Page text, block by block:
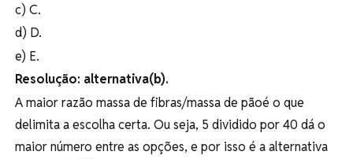
c) C.
d) D.
e) E.
Resolução: alternativa(b).
A maior razão massa de fibras/massa de pãoé o que
delimita a escolha certa. Ou seja, 5 dividido por 40 dá o
maior número entre as opções, e por isso é a alternativa